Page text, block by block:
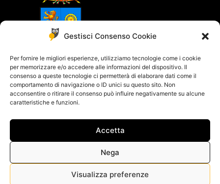
Gestisci Consenso Cookie
Per fornire le migliori esperienze, utilizziamo tecnologie come i cookie
per memorizzare e/o accedere alle informazioni del dispositivo. Il
consenso a queste tecnologie ci permetterà di elaborare dati come il
comportamento di navigazione o ID unici su questo sito. Non
acconsentire o ritirare il consenso può influire negativamente su alcune
caratteristiche e funzioni.
Accetta
Nega
Visualizza preferenze
© 2018 - 2021 All rights reserved - Powered by